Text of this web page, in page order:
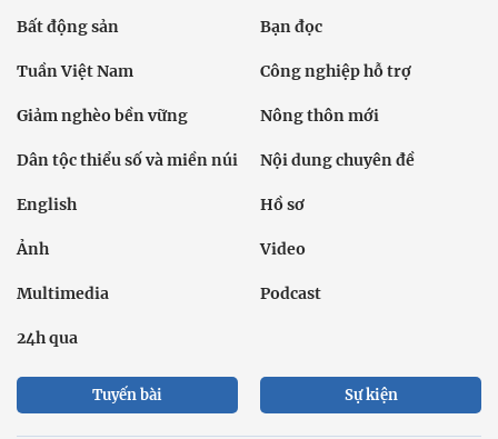
Bất động sản Bạn đọc
Tuần Việt Nam Công nghiệp hỗ trợ
Giảm nghèo bền vững Nông thôn mới
Dân tộc thiểu số và miền núi Nội dung chuyên đề
English Hồ sơ
Ảnh Video
Multimedia Podcast
24h qua
Tuyến bài Sự kiện